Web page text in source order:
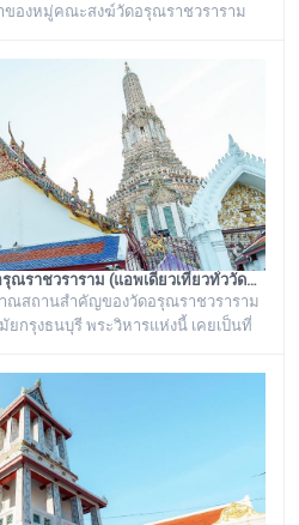
ของหมู่คณะสงฆ์วัดอรุณราชวราราม
าม บริเวณของฐานเป็นรูปสี่เหลี่ยมจตุ
องถ้วยสีต่าง ๆ มีฐานทักษิณ ๒ ชั้น สร้าง
งเกล้าเจ้าอยู่หัว รัชกาลที่ ๓
บทที่ 11 วิหารน้อยจุฬามณี วัดอรุณราชวราราม (แอพเดียวเที่ยวทั่ววัดอรุณ)
ณสถานสำคัญของวัดอรุณราชวราราม
ยกรุงธนบุรี พระวิหารแห่งนี้ เคยเป็นที่
ยู่ที่ วัดพระศรีรัตนศาสดาราม หรือ วัด